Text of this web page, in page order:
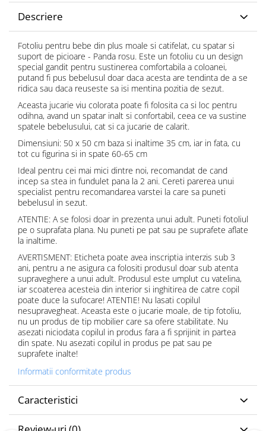
Descriere
Fotoliu pentru bebe din plus moale si catifelat, cu spatar si
suport de picioare - Panda rosu. Este un fotoliu cu un design
special gandit pentru sustinerea comfortabila a coloanei,
putand fi pus bebelusul doar daca acesta are tendinta de a se
ridica sau daca reuseste sa isi mentina pozitia de sezut.
Aceasta jucarie viu colorata poate fi folosita ca si loc pentru
odihna, avand un spatar inalt si confortabil, ceea ce va sustine
spatele bebelusului, cat si ca jucarie de calarit.
Dimensiuni: 50 x 50 cm baza si inaltime 35 cm, iar in fata, cu
tot cu figurina si in spate 60-65 cm
Ideal pentru cei mai mici dintre noi, recomandat de cand
incep sa stea in fundulet pana la 2 ani. Cereti parerea unui
specialist pentru recomandarea varstei la care sa puneti
bebelusul in sezut.
ATENTIE: A se folosi doar in prezenta unui adult. Puneti fotoliul
pe o suprafata plana. Nu puneti pe pat sau pe suprafete aflate
la inaltime.
AVERTISMENT: Eticheta poate avea inscriptia interzis sub 3
ani, pentru a ne asigura ca folositi produsul doar sub atenta
supraveghere a unui adult. Produsul este umplut cu vatelina,
iar scoaterea acesteia din interior si inghitirea de catre copil
poate duce la sufocare! ATENTIE! Nu lasati copilul
nesupravegheat. Aceasta este o jucarie moale, de tip fotoliu,
nu un produs de tip mobilier care sa ofere stabilitate. Nu
asezati niciodata copilul in produs fara a fi sprijinit in partea
din spate. Nu asezati copilul in produs pe pat sau pe
suprafete inalte!
Informatii conformitate produs
Caracteristici